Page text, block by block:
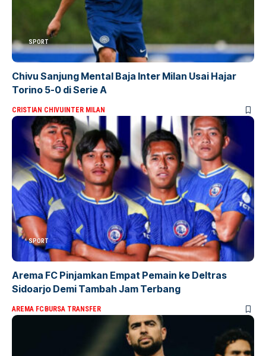
SPORT
Chivu Sanjung Mental Baja Inter Milan Usai Hajar
Torino 5-0 di Serie A
CRISTIAN CHIVUINTER MILAN
SPORT
Arema FC Pinjamkan Empat Pemain ke Deltras
Sidoarjo Demi Tambah Jam Terbang
AREMA FCBURSA TRANSFER